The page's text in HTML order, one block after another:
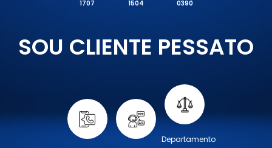
1707
1504
0390
SOU CLIENTE PESSATO
Departamento